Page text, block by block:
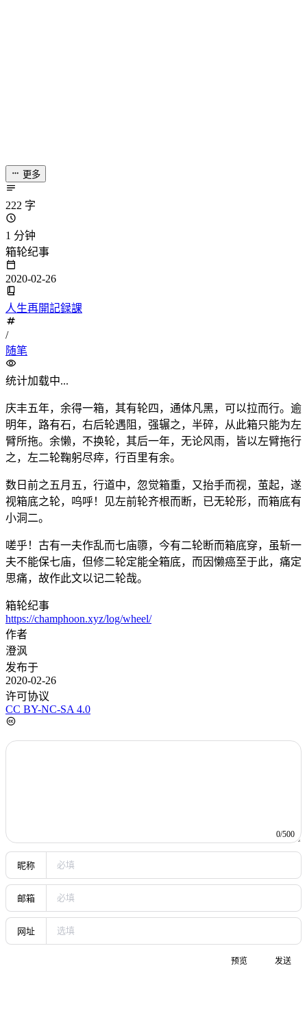
更多
222 字
1 分钟
箱轮纪事
2020-02-26
人生再開記録課
/
随笔
统计加载中...
庆丰五年，余得一箱，其有轮四，通体凡黑，可以拉而行。逾
明年，路有石，右后轮遇阻，强辗之，半碎，从此箱只能为左
臂所拖。余懒，不换轮，其后一年，无论风雨，皆以左臂拖行
之，左二轮鞠躬尽瘁，行百里有余。
数日前之五月五，行道中，忽觉箱重，又抬手而视，茧起，遂
视箱底之轮，呜呼！见左前轮齐根而断，已无轮形，而箱底有
小洞二。
嗟乎！古有一夫作乱而七庙隳，今有二轮断而箱底穿，虽斩一
夫不能保七庙，但修二轮定能全箱底，而因懒癌至于此，痛定
思痛，故作此文以记二轮哉。
箱轮纪事
https://champhoon.xyz/log/wheel/
作者
澄沨
发布于
2020-02-26
许可协议
CC BY-NC-SA 4.0
昵称
邮箱
网址
0/500
预览 发送